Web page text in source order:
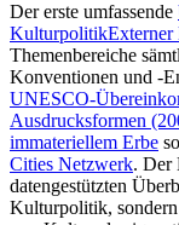
Der erste umfassende
Kulturpolitik
Themenbereiche
Konventionen und -
UNESCO-
Ausdrucksformen
immateriellem Erbe
Cities Netzwerk. Der
datengestützten
Kulturpolitik,